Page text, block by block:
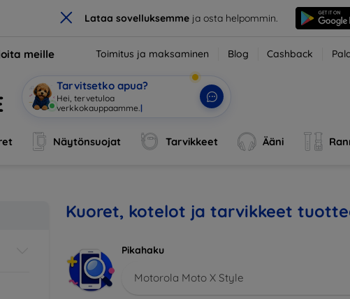
× Lataa sovelluksemmeja osta helpommin.
meille Toimitus ja maksaminen Blog Cashback
Tarvitsetko apua?
Hei, tervetuloa
verkkokauppaamme. |
Näytönsuojat Tarvikkeet Ääni
Kuoret, kotelot ja tarvikkeet
Pikahaku
Motorola Moto X Style